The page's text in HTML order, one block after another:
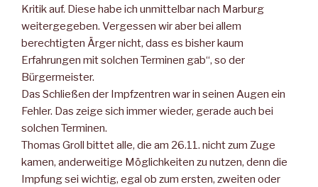
Kritik auf. Diese habe ich unmittelbar nach Marburg
weitergegeben. Vergessen wir aber bei allem
berechtigten Ärger nicht, dass es bisher kaum
Erfahrungen mit solchen Terminen gab“, so der
Bürgermeister.
Das Schließen der Impfzentren war in seinen Augen ein
Fehler. Das zeige sich immer wieder, gerade auch bei
solchen Terminen.
Thomas Groll bittet alle, die am 26.11. nicht zum Zuge
kamen, anderweitige Möglichkeiten zu nutzen, denn die
Impfung sei wichtig, egal ob zum ersten, zweiten oder